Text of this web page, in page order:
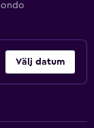
Välj datum